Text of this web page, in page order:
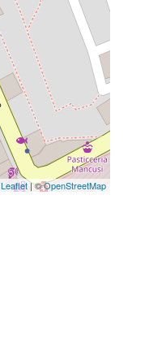
Leaflet| ©OpenStreetMap